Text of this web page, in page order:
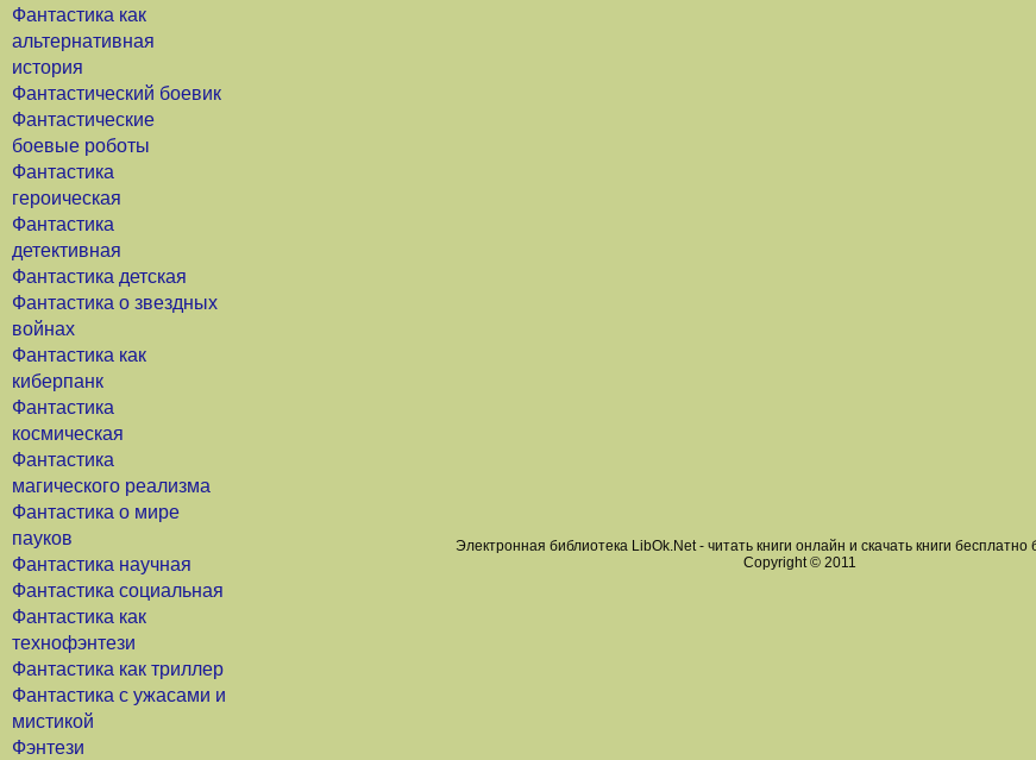
Фантастика как
альтернативная
история
Фантастический боевик
Фантастические
боевые роботы
Фантастика
героическая
Фантастика
детективная
Фантастика детская
Фантастика о звездных
войнах
Фантастика как
киберпанк
Фантастика
космическая
Фантастика
магического реализма
Фантастика о мире
пауков
Фантастика научная
Фантастика социальная
Фантастика как
технофэнтези
Фантастика как триллер
Фантастика с ужасами и
мистикой
Фэнтези
Электронная библиотека LibOk.Net - читать книги онлайн и скачать книги бесплатно
Copyright © 2011